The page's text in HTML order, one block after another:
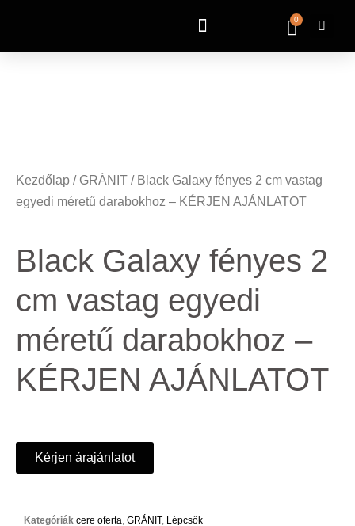
0
Kezdőlap / GRÁNIT / Black Galaxy fényes 2 cm vastag
egyedi méretű darabokhoz – KÉRJEN AJÁNLATOT
Black Galaxy fényes 2
cm vastag egyedi
méretű darabokhoz –
KÉRJEN AJÁNLATOT
Kérjen árajánlatot
Kategóriák cere oferta, GRÁNIT, Lépcsők